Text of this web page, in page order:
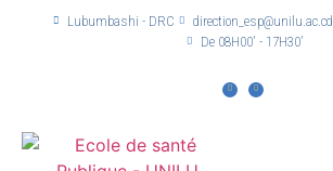
Lubumbashi - DRC direction_esp@unilu.ac.cd
De 08H00' - 17H30'